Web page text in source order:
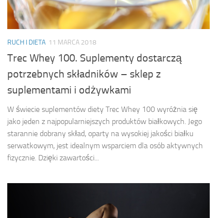
RUCH I DIETA 11 MARCA 2018
Trec Whey 100. Suplementy dostarczą
potrzebnych składników – sklep z
suplementami i odżywkami
W świecie suplementów diety Trec Whey 100 wyróżnia się
jako jeden z najpopularniejszych produktów białkowych. Jego
starannie dobrany skład, oparty na wysokiej jakości białku
serwatkowym, jest idealnym wsparciem dla osób aktywnych
fizycznie. Dzięki zawartości...